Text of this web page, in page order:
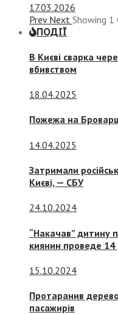
17.03.2026
Prev Next Showing 1
ПОДІЇ
В Києві сварка
вбивством
18.04.2025
Пожежа на
14.04.2025
Затримали
Києві, — СБУ
24.10.2024
“Накачав” дитину
киянин проведе 14
15.10.2024
Протаранив
пасажирів